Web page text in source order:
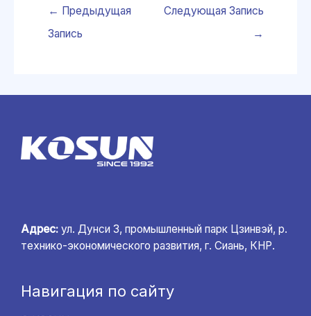
← Предыдущая
Запись
Следующая Запись
→
Адрес: ул. Дунси 3, промышленный парк Цзинвэй, р.
технико-экономического развития, г. Сиань, КНР.
Навигация по сайту